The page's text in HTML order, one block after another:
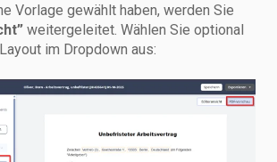
Vorlage gewählt haben, werden Sie
weitergeleitet. Wählen Sie optional
im Dropdown aus: